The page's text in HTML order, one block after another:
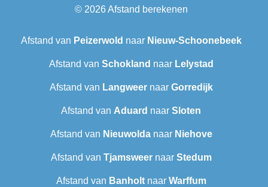
© 2026Afstand berekenen
Afstand van Peizerwold naar Nieuw-Schoonebeek
Afstand van Schokland naar Lelystad
Afstand van Langweer‎naar Gorredijk
Afstand van Aduard naar Sloten
Afstand van Nieuwoldanaar Niehove
Afstand van Tjamsweernaar Stedum
Afstand van Banholtnaar Warffum